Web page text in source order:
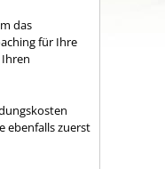
das
für Ihre
ebenfalls zuerst